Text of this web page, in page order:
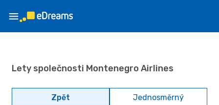
Lety společnosti Montenegro Airlines
Zpět Jednosměrný